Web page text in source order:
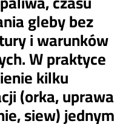
gleby bez
i warunków
W praktyce
kilku
(orka, uprawa
siew) jednym